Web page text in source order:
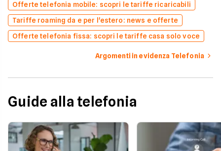
Offerte telefonia mobile: scopri le tariffe ricaricabili
Tariffe roaming da e per l'estero: news e offerte
Offerte telefonia fissa: scopri le tariffe casa solo voce
Argomenti in evidenza Telefonia
Guide alla telefonia